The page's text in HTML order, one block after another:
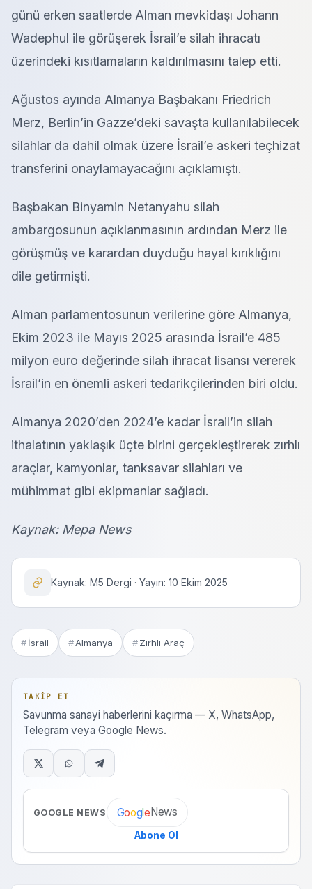
günü erken saatlerde Alman mevkidaşı Johann
Wadephul ile görüşerek İsrail’e silah ihracatı
üzerindeki kısıtlamaların kaldırılmasını talep etti.
Ağustos ayında Almanya Başbakanı Friedrich
Merz, Berlin’in Gazze’deki savaşta kullanılabilecek
silahlar da dahil olmak üzere İsrail’e askeri teçhizat
transferini onaylamayacağını açıklamıştı.
Başbakan Binyamin Netanyahu silah
ambargosunun açıklanmasının ardından Merz ile
görüşmüş ve karardan duyduğu hayal kırıklığını
dile getirmişti.
Alman parlamentosunun verilerine göre Almanya,
Ekim 2023 ile Mayıs 2025 arasında İsrail’e 485
milyon euro değerinde silah ihracat lisansı vererek
İsrail’in en önemli askeri tedarikçilerinden biri oldu.
Almanya 2020’den 2024’e kadar İsrail’in silah
ithalatının yaklaşık üçte birini gerçekleştirerek zırhlı
araçlar, kamyonlar, tanksavar silahları ve
mühimmat gibi ekipmanlar sağladı.
Kaynak: Mepa News
Kaynak: M5 Dergi · Yayın: 10 Ekim 2025
İsrail Almanya Zırhlı Araç
TAKIP ET
Savunma sanayi haberlerini kaçırma — X, WhatsApp,
Telegram veya Google News.
GOOGLE NEWS GoogleNews
Abone Ol